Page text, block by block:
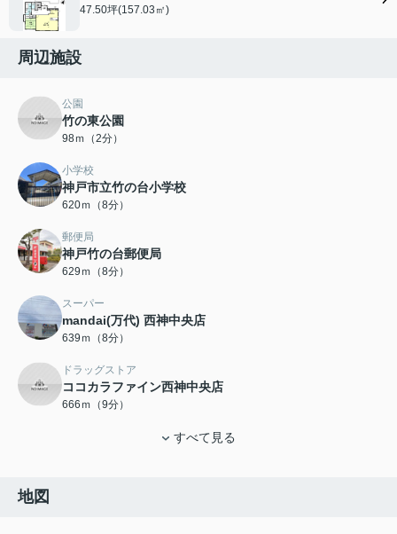
47.50坪(157.03㎡)
周辺施設
公園
竹の東公園
98ｍ（2分）
小学校
神戸市立竹の台小学校
620ｍ（8分）
郵便局
神戸竹の台郵便局
629ｍ（8分）
スーパー
mandai(万代) 西神中央店
639ｍ（8分）
ドラッグストア
ココカラファイン西神中央店
666ｍ（9分）
すべて見る
地図